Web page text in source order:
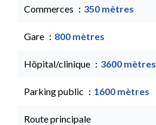
Commerces 350 mètres
Gare 800 mètres
Hôpital/clinique 3600 mètres
Parking public 1600 mètres
Route principale